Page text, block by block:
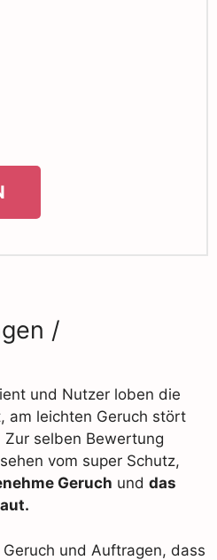
/
und Nutzer loben die
am leichten Geruch stört
selben Bewertung
vom super Schutz,
Geruch und das
und Auftragen, dass